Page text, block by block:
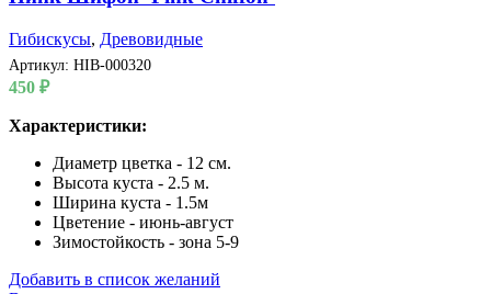
Гибискусы, Древовидные
Артикул: HIB-000320
450 ₽
Характеристики:
Диаметр цветка - 12 см.
Высота куста - 2.5 м.
Ширина куста - 1.5м
Цветение - июнь-август
Зимостойкость - зона 5-9
Добавить в список желаний